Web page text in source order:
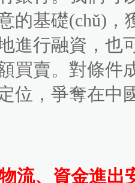
基礎(chǔ)
行融資，也可
賣。對條
位，爭奪在中
流、資金進出